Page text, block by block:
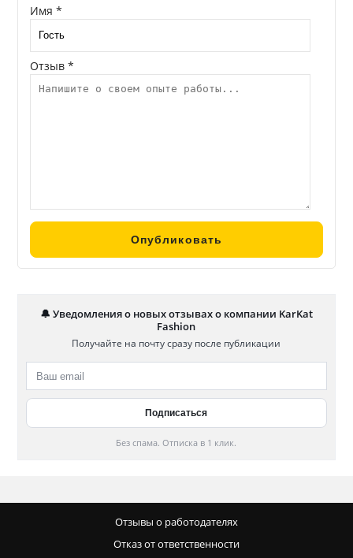
Имя *
Отзыв *
🔔 Уведомления о новых отзывах о компании KarKat
Fashion
Получайте на почту сразу после публикации
Без спама. Отписка в 1 клик.
Отзывы о работодателях
Отказ от ответственности